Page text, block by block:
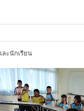
ละนักเรียน